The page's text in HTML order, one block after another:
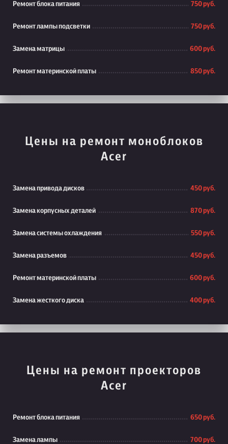
Ремонт блока питания 750 руб.
Ремонт лампы подсветки 750 руб.
Замена матрицы 600 руб.
Ремонт материнской платы 850 руб.
Цены на ремонт моноблоков
Acer
Замена привода дисков 450 руб.
Замена корпусных деталей 870 руб.
Замена системы охлаждения 550 руб.
Замена разъемов 450 руб.
Ремонт материнской платы 600 руб.
Замена жесткого диска 400 руб.
Цены на ремонт проекторов
Acer
Ремонт блока питания 650 руб.
Замена лампы 700 руб.